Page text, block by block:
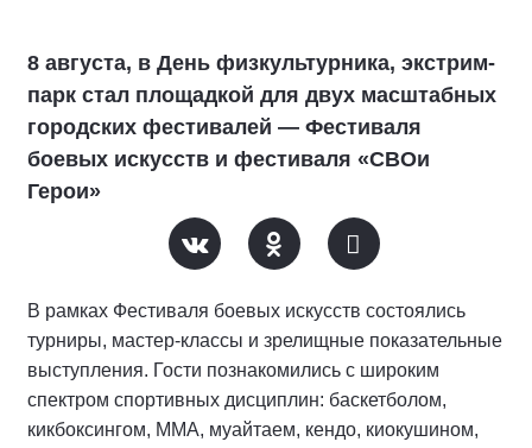
8 августа, в День физкультурника, экстрим-
парк стал площадкой для двух масштабных
городских фестивалей — Фестиваля
боевых искусств и фестиваля «СВОи
Герои»
В рамках Фестиваля боевых искусств состоялись
турниры, мастер-классы и зрелищные показательные
выступления. Гости познакомились с широким
спектром спортивных дисциплин: баскетболом,
кикбоксингом, ММА, муайтаем, кендо, киокушином,